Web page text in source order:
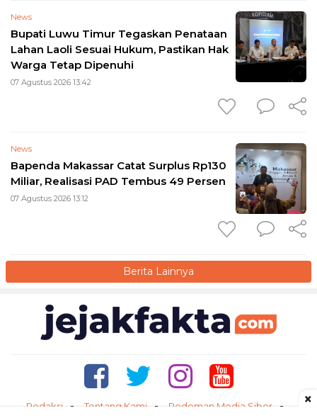
News
Bupati Luwu Timur Tegaskan Penataan
Lahan Laoli Sesuai Hukum, Pastikan Hak
Warga Tetap Dipenuhi
07 Agustus 2026 13:42
News
Bapenda Makassar Catat Surplus Rp130
Miliar, Realisasi PAD Tembus 49 Persen
07 Agustus 2026 13:12
Berita Lainnya
Redaksi Tentang Kami
Pedoman Media Siber
×